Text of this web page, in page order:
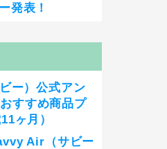
発表！
ー）公式アン
すすめ商品プ
ヶ月）
Air（サビー